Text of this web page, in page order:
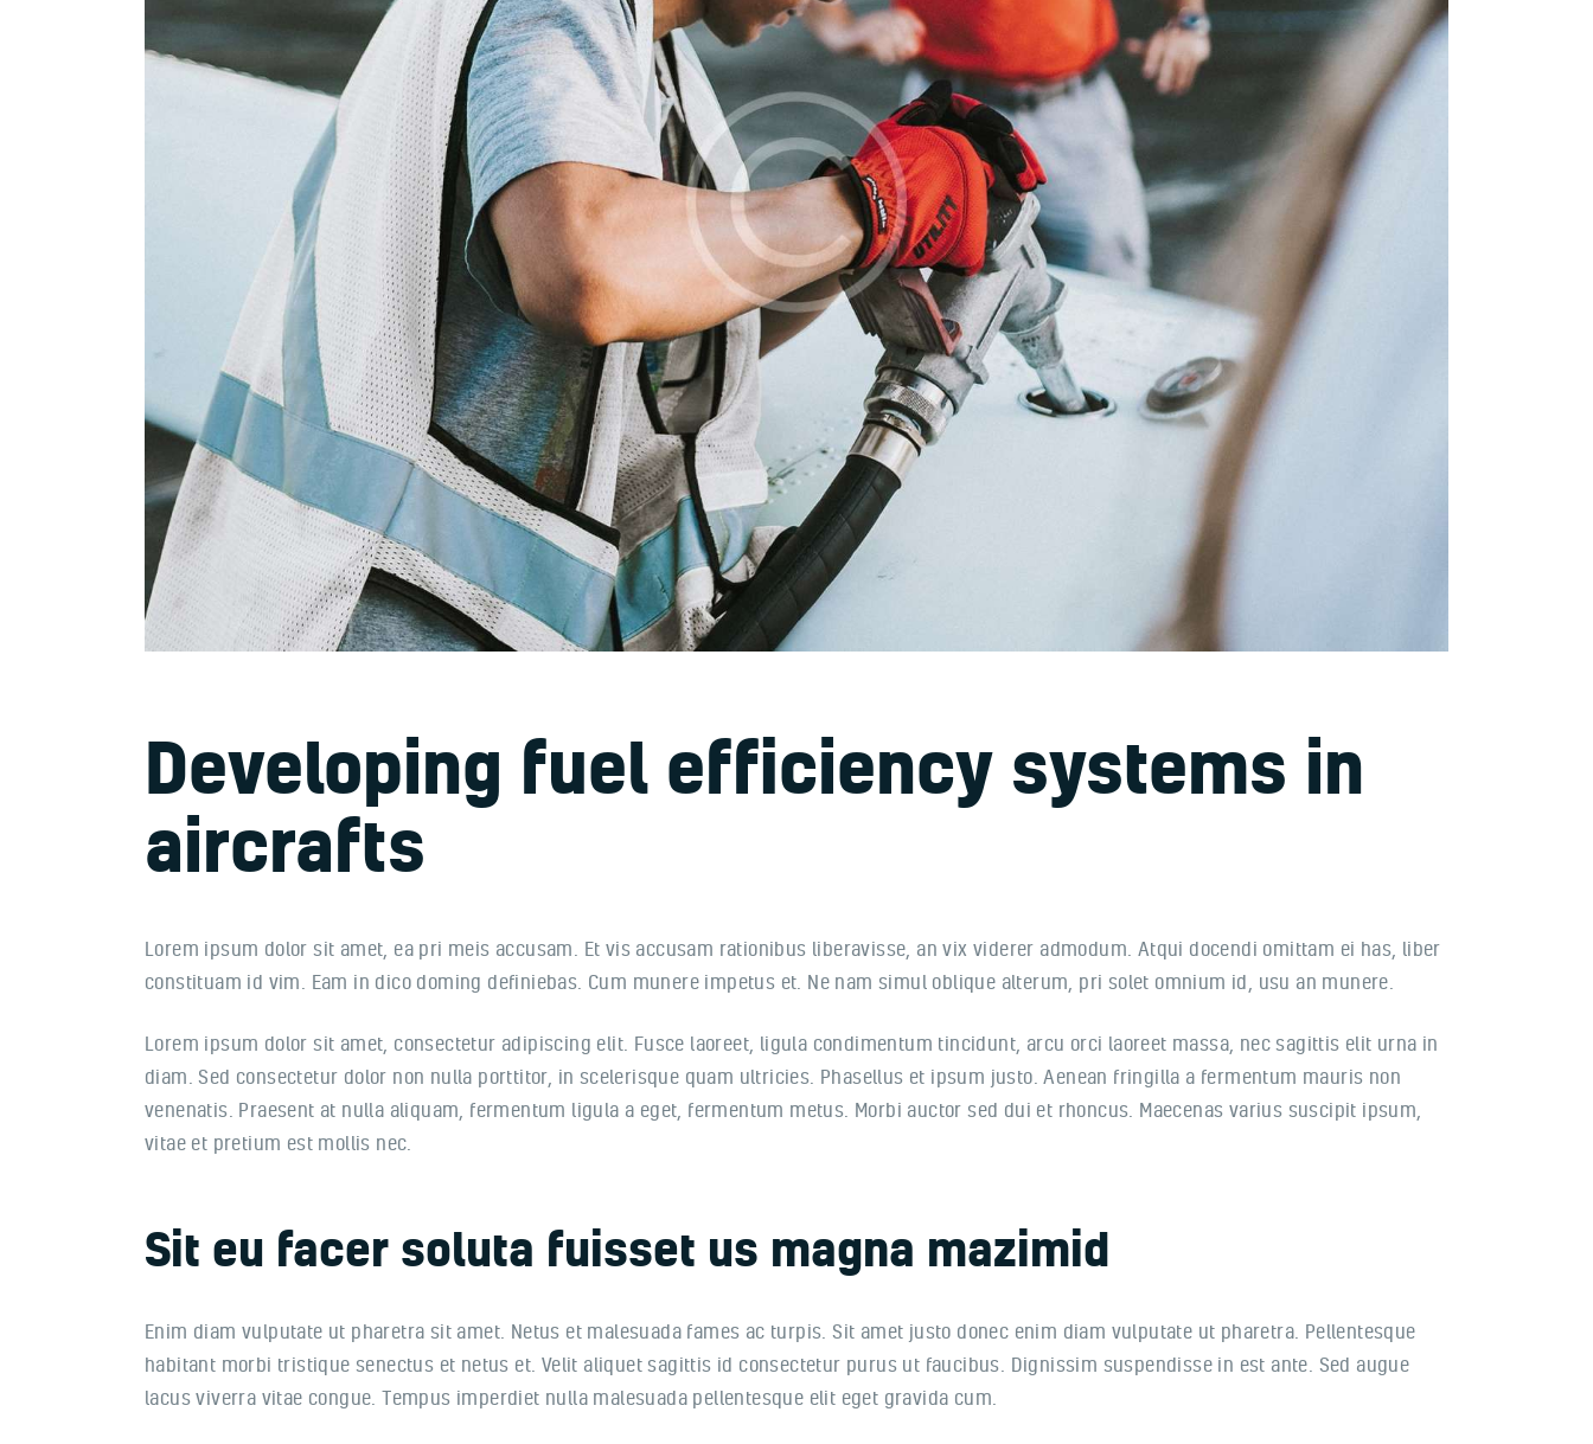
Developing fuel efficiency systems in
aircrafts
Lorem ipsum dolor sit amet, ea pri meis accusam. Et vis accusam rationibus liberavisse, an vix viderer admodum. Atqui docendi omittam ei has, liber
constituam id vim. Eam in dico doming definiebas. Cum munere impetus et. Ne nam simul oblique alterum, pri solet omnium id, usu an munere.
Lorem ipsum dolor sit amet, consectetur adipiscing elit. Fusce laoreet, ligula condimentum tincidunt, arcu orci laoreet massa, nec sagittis elit urna in
diam. Sed consectetur dolor non nulla porttitor, in scelerisque quam ultricies. Phasellus et ipsum justo. Aenean fringilla a fermentum mauris non
venenatis. Praesent at nulla aliquam, fermentum ligula a eget, fermentum metus. Morbi auctor sed dui et rhoncus. Maecenas varius suscipit ipsum,
vitae et pretium est mollis nec.
Sit eu facer soluta fuisset us magna mazimid
Enim diam vulputate ut pharetra sit amet. Netus et malesuada fames ac turpis. Sit amet justo donec enim diam vulputate ut pharetra. Pellentesque
habitant morbi tristique senectus et netus et. Velit aliquet sagittis id consectetur purus ut faucibus. Dignissim suspendisse in est ante. Sed augue
lacus viverra vitae congue. Tempus imperdiet nulla malesuada pellentesque elit eget gravida cum.